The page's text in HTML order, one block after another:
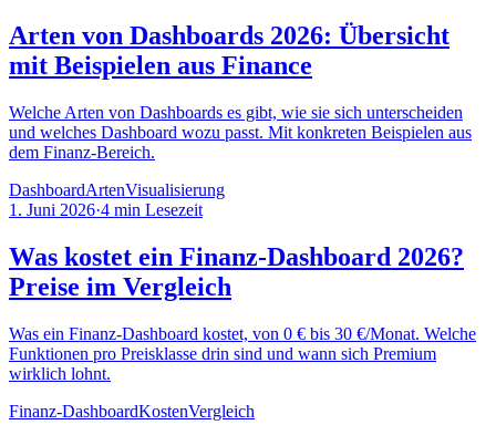
Arten von Dashboards 2026: Übersicht
mit Beispielen aus Finance
Welche Arten von Dashboards es gibt, wie sie sich unterscheiden
und welches Dashboard wozu passt. Mit konkreten Beispielen aus
dem Finanz-Bereich.
DashboardArtenVisualisierung
1. Juni 2026·4 min Lesezeit
Was kostet ein Finanz-Dashboard 2026?
Preise im Vergleich
Was ein Finanz-Dashboard kostet, von 0 € bis 30 €/Monat. Welche
Funktionen pro Preisklasse drin sind und wann sich Premium
wirklich lohnt.
Finanz-DashboardKostenVergleich